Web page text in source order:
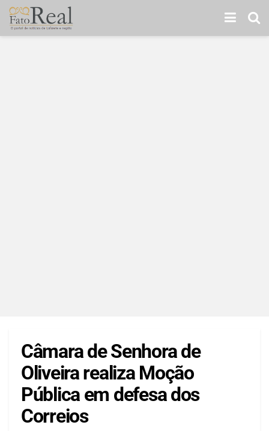
Câmara de Senhora de
Oliveira realiza Moção
Pública em defesa dos
Correios